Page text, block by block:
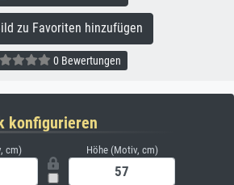
zu Favoriten hinzufügen
0 Bewertungen
konfigurieren
cm) Höhe (Motiv, cm)